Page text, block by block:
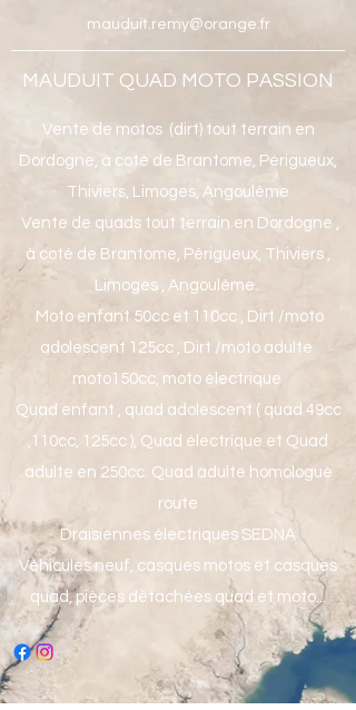
MAUDUIT QUAD MOTO PASSION
Vente de motos (dirt) tout terrain en
Dordogne, à coté de Brantome, Périgueux,
Thiviers, Limoges, Angoulême
Vente de quads tout terrain en Dordogne ,
à coté de Brantome, Périgueux, Thiviers ,
Limoges , Angoulême.
Moto enfant 50cc et 110cc , Dirt /moto
adolescent 125cc , Dirt /moto adulte
moto150cc, moto électrique
Quad enfant , quad adolescent ( quad 49cc
,110cc, 125cc ), Quad électrique et Quad
adulte en 250cc. Quad adulte homologué
route
Draisiennes électriques SEDNA
Véhicules neuf, casques motos et casques
quad, pièces détachées quad et moto...
mauduit.remy@orange.fr